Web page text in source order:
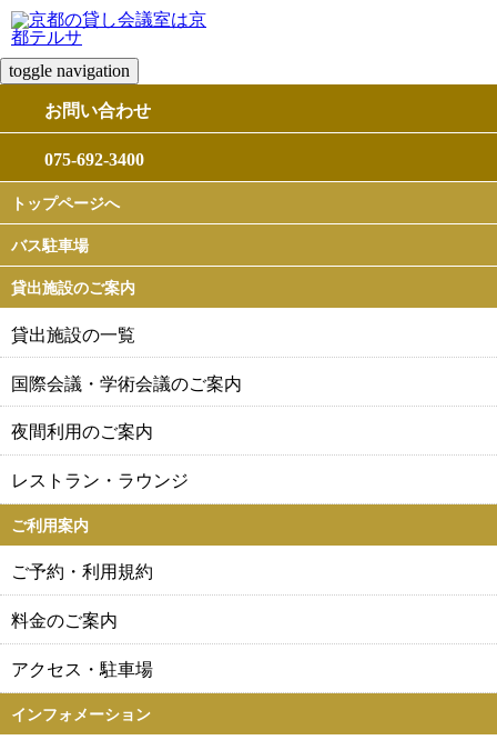
toggle navigation
お問い合わせ
075-692-3400
トップページへ
バス駐車場
貸出施設のご案内
貸出施設の一覧
国際会議・学術会議のご案内
夜間利用のご案内
レストラン・ラウンジ
ご利用案内
ご予約・利用規約
料金のご案内
アクセス・駐車場
インフォメーション